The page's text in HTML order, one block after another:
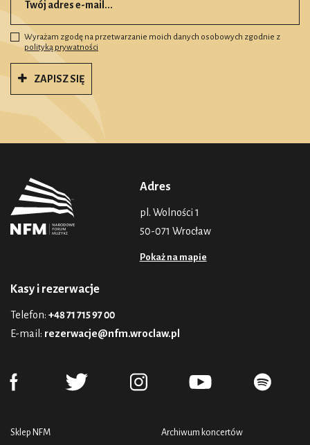
Wyrażam zgodę na przetwarzanie moich danych osobowych zgodnie z
polityką prywatności
ZAPISZ SIĘ
Adres
pl. Wolności 1
50-071 Wrocław
Pokaż na mapie
Kasy i rezerwacje
Telefon: +48 71 715 97 00
E-mail: rezerwacje@nfm.wroclaw.pl
Sklep NFM Archiwum koncertów